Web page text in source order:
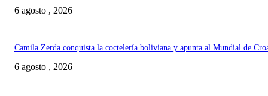
6 agosto , 2026
Camila Zerda conquista la coctelería boliviana y apunta al Mundial de
6 agosto , 2026